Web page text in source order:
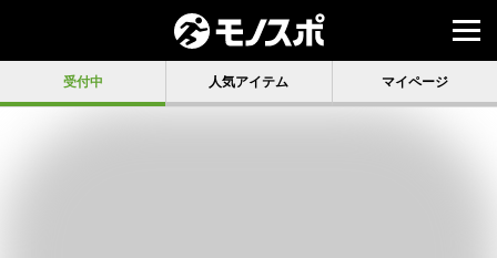
受付中 人気アイテム マイページ